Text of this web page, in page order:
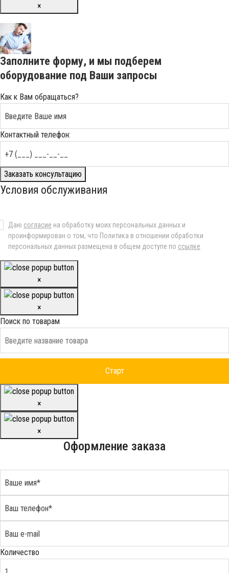
×
Заполните форму, и мы подберем
оборудование под Ваши запросы
Как к Вам обращаться?
Контактный телефон:
Заказать консультацию
Условия обслуживания
Даю согласие на обработку моих персональных данных и
проинформирован о том, что Политика в отношении обработки
персональных данных размещена в общем доступе по ссылке
×
×
Поиск по товарам
×
×
Оформление заказа
Количество